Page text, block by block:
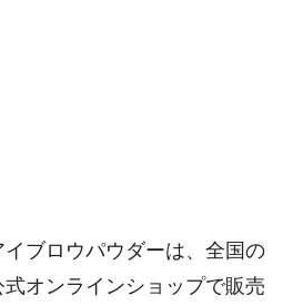
ブロウパウダーは、全国の
オンラインショップで販売